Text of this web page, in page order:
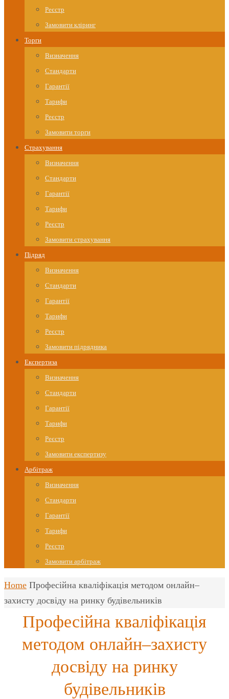
Реєстр
Замовити кліринг
Торги
Визначення
Стандарти
Гарантії
Тарифи
Реєстр
Замовити торги
Страхування
Визначення
Стандарти
Гарантії
Тарифи
Реєстр
Замовити страхування
Підряд
Визначення
Стандарти
Гарантії
Тарифи
Реєстр
Замовити підрядника
Експертиза
Визначення
Стандарти
Гарантії
Тарифи
Реєстр
Замовити експертизу
Арбітраж
Визначення
Стандарти
Гарантії
Тарифи
Реєстр
Замовити арбітраж
Home Професійна кваліфікація методом онлайн–
захисту досвіду на ринку будівельників
Професійна кваліфікація
методом онлайн–захисту
досвіду на ринку
будівельників